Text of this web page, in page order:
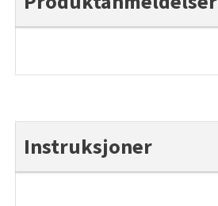
Instruksjoner